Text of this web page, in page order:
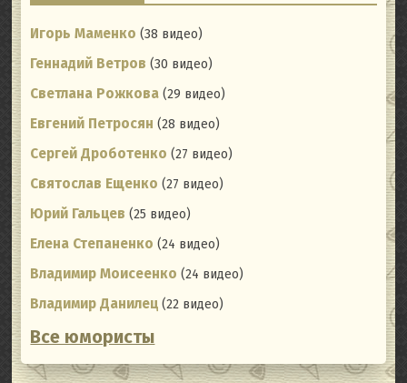
Игорь Маменко (38 видео)
Геннадий Ветров (30 видео)
Светлана Рожкова (29 видео)
Евгений Петросян (28 видео)
Сергей Дроботенко (27 видео)
Святослав Ещенко (27 видео)
Юрий Гальцев (25 видео)
Елена Степаненко (24 видео)
Владимир Моисеенко (24 видео)
Владимир Данилец (22 видео)
Все юмористы